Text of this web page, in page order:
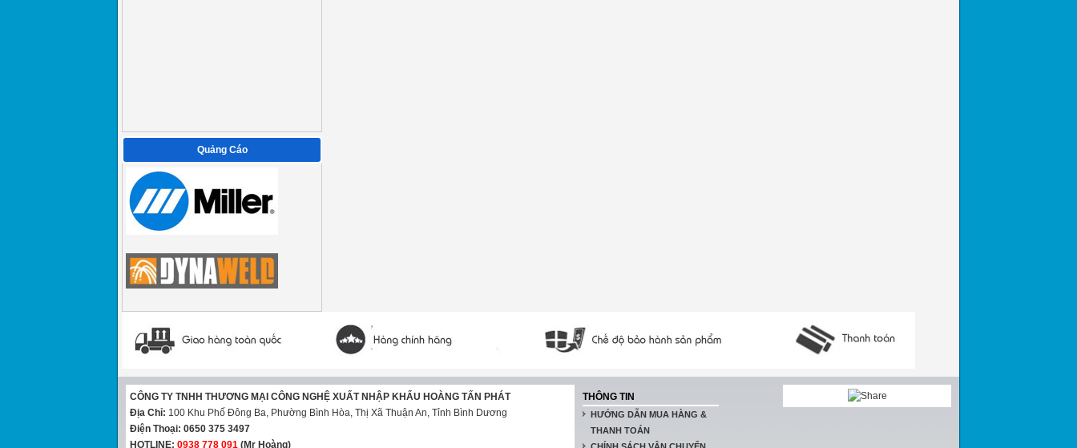
Quảng Cáo
CÔNG TY TNHH THƯƠNG MẠI CÔNG NGHỆ XUẤT NHẬP KHẨU HOÀNG TẤN PHÁT
Địa Chỉ: 100 Khu Phố Đông Ba, Phường Bình Hòa, Thị Xã Thuận An, Tỉnh Bình Dương
Điện Thoại: 0650 375 3497
HOTLINE: 0938 778 091 (Mr Hoàng)
THÔNG TIN
HƯỚNG DẪN MUA HÀNG &
THANH TOÁN